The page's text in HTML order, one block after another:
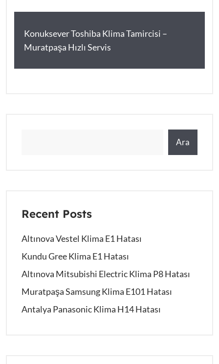
Konuksever Toshiba Klima Tamircisi –
Muratpaşa Hızlı Servis
Ara
Recent Posts
Altınova Vestel Klima E1 Hatası
Kundu Gree Klima E1 Hatası
Altınova Mitsubishi Electric Klima P8 Hatası
Muratpaşa Samsung Klima E101 Hatası
Antalya Panasonic Klima H14 Hatası